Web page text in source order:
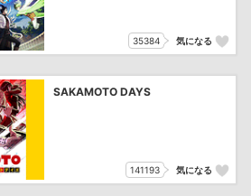
35384 気になる
SAKAMOTO DAYS
141193 気になる